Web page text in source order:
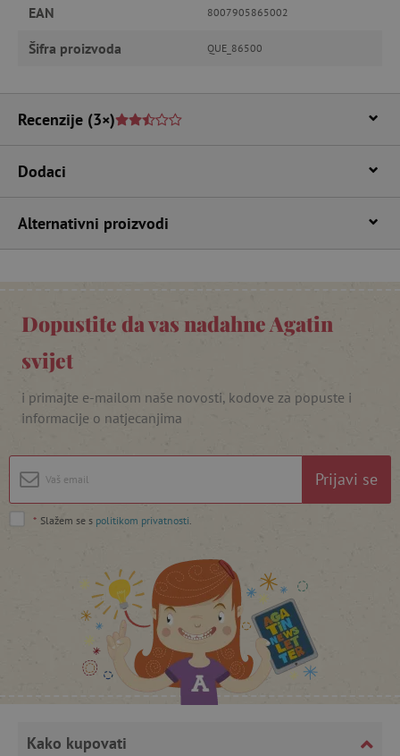
EAN 8007905865002
Šifra proizvoda QUE_86500
Recenzije (3×)
Dodaci
Alternativni proizvodi
Dopustite da vas nadahne Agatin
svijet
i primajte e-mailom naše novosti, kodove za popuste i
informacije o natjecanjima
Prijavi se
* Slažem se s politikom privatnosti
Kako kupovati
featureFlagIdentifier
_lb_ccc .agatinsvijet.hr
featureFlagCheckoutExperimentVariant
product_filter_remember www.agatinsvijet.hr
PHPSESSID
PHP.net
www.agatinsvijet.hr
_lb .agatinsvijet.hr